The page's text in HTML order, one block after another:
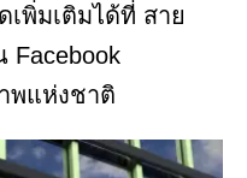
เพิ่มเติมได้ที่ สาย
Facebook
พแห่งชาติ